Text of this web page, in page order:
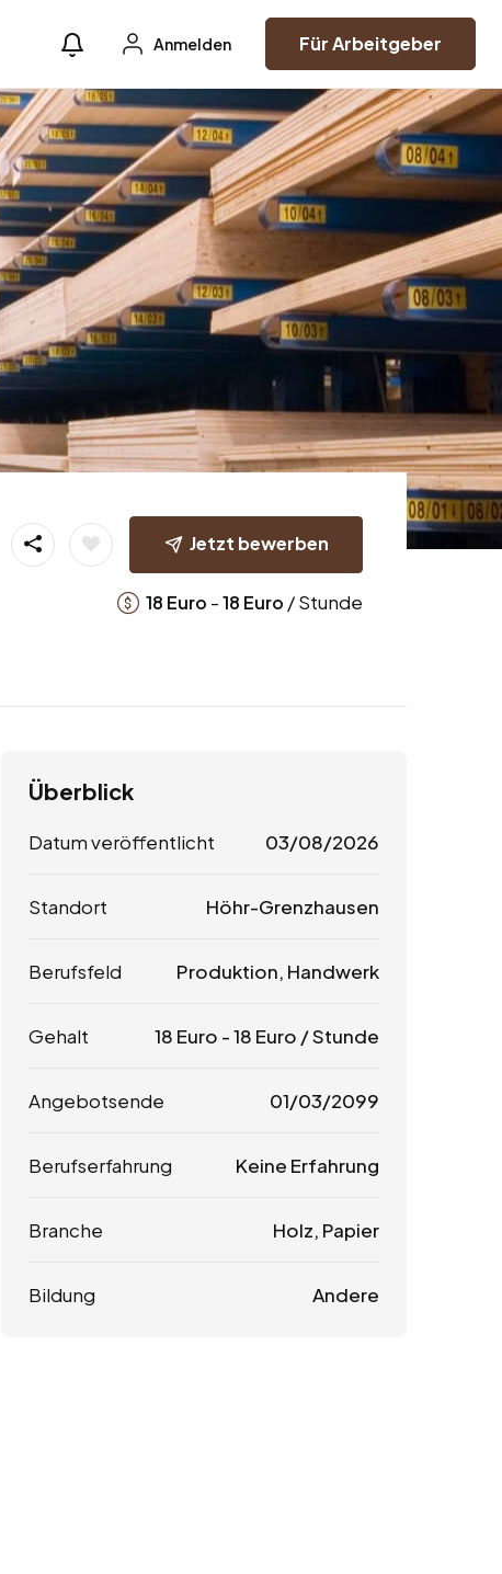
Anmelden Für Arbeitgeber
Jetzt bewerben
18 Euro -18 Euro / Stunde
Überblick
Datum veröffentlicht 03/08/2026
Standort Höhr-Grenzhausen
Berufsfeld Produktion, Handwerk
Gehalt 18 Euro -18 Euro / Stunde
Angebotsende 01/03/2099
Berufserfahrung Keine Erfahrung
Branche Holz, Papier
Bildung Andere